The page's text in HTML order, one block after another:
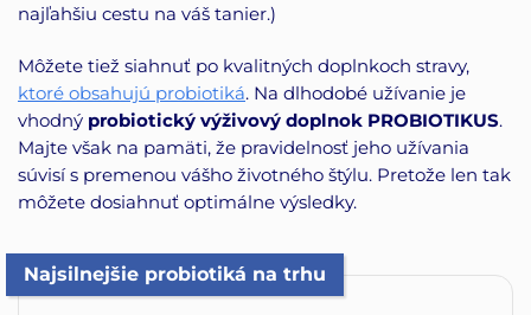
najľahšiu cestu na váš tanier.)
Môžete tiež siahnuť po kvalitných doplnkoch stravy,
ktoré obsahujú probiotiká. Na dlhodobé užívanie je
vhodný probiotický výživový doplnok PROBIOTIKUS.
Majte však na pamäti, že pravidelnosť jeho užívania
súvisí s premenou vášho životného štýlu. Pretože len tak
môžete dosiahnuť optimálne výsledky.
Najsilnejšie probiotiká na trhu